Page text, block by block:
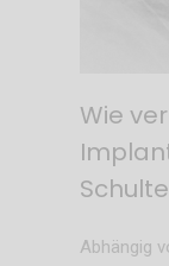
Wie
Abhängig